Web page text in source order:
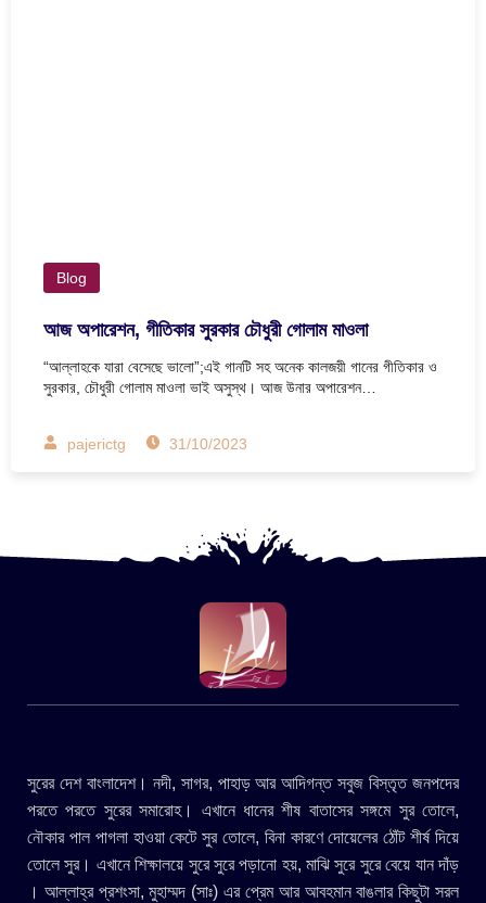
Blog
আজ অপারেশন, গীতিকার সুরকার চৌধুরী গোলাম মাওলা
“আল্লাহকে যারা বেসেছে ভালো”;এই গানটি সহ অনেক কালজয়ী গানের গীতিকার ও
সুরকার, চৌধুরী গোলাম মাওলা ভাই অসুস্থ। আজ উনার অপারেশন…
pajerictg 31/10/2023
সুরের দেশ বাংলাদেশ। নদী, সাগর, পাহাড় আর আদিগন্ত সবুজ বিস্তৃত জনপদের
পরতে পরতে সুরের সমারোহ। এখানে ধানের শীষ বাতাসের সঙ্গমে সুর তোলে,
নৌকার পাল পাগলা হাওয়া কেটে সুর তোলে, বিনা কারণে দোয়েলের ঠোঁট শীর্ষ দিয়ে
তোলে সুর। এখানে শিক্ষালয়ে সুরে সুরে পড়ানো হয়, মাঝি সুরে সুরে বেয়ে যান দাঁড়
। আল্লাহ্র প্রশংসা, মুহাম্মদ (সাঃ) এর প্রেম আর আবহমান বাঙলার কিছুটা সরল